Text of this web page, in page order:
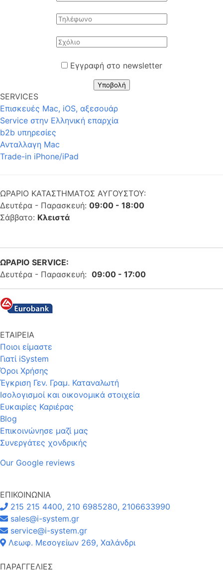
Εγγραφή στο newsletter
Υποβολή
SERVICES
Επισκευές Mac, iOS, αξεσουάρ
Service στην Eλληνική επαρχία
b2b υπηρεσίες
Ανταλλαγη Mac
Trade-in iPhone/iPad
ΩΡΑΡΙΟ ΚΑΤΑΣΤΗΜΑΤΟΣ ΑΥΓΟΥΣΤΟΥ:
Δευτέρα - Παρασκευή: 09:00 - 18:00
Σάββατο: Κλειστά
ΩΡΑΡΙΟ SERVICE:
Δευτέρα - Παρασκευή: 09:00 - 17:00
ΕΤΑΙΡΕΙΑ
Ποιοι είμαστε
Γιατί iSystem
Όροι Χρήσης
Έγκριση Γεν. Γραμ. Καταναλωτή
Ισολογισμοί και οικονομικά στοιχεία
Ευκαιρίες Καριέρας
Blog
Επικοινώνησε μαζί μας
Συνεργάτες χονδρικής
Our Google reviews
ΕΠΙΚΟΙΝΩΝΙΑ
215 215 4400, 210 6985280, 2106633990
sales@i-system.gr
service@i-system.gr
Λεωφ. Μεσογείων 269, Χαλάνδρι
ΠΑΡΑΓΓΕΛΙΕΣ